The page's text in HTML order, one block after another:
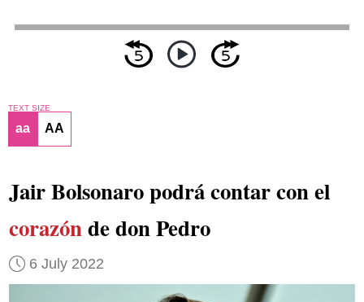
TEXT SIZE
aa AA
Jair Bolsonaro podrá contar con el
corazónde don Pedro
6 July 2022